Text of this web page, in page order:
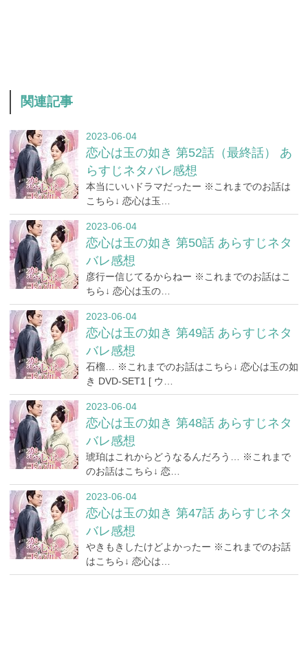
関連記事
2023-06-04
恋心は玉の如き 第52話（最終話） あ
らすじネタバレ感想
本当にいいドラマだったー ※これまでのお話は
こちら↓ 恋心は玉…
2023-06-04
恋心は玉の如き 第50話 あらすじネタ
バレ感想
彦行ー信じてるからねー ※これまでのお話はこ
ちら↓ 恋心は玉の…
2023-06-04
恋心は玉の如き 第49話 あらすじネタ
バレ感想
石榴… ※これまでのお話はこちら↓ 恋心は玉の如
き DVD-SET1 [ ウ…
2023-06-04
恋心は玉の如き 第48話 あらすじネタ
バレ感想
琥珀はこれからどうなるんだろう… ※これまで
のお話はこちら↓ 恋…
2023-06-04
恋心は玉の如き 第47話 あらすじネタ
バレ感想
やきもきしたけどよかったー ※これまでのお話
はこちら↓ 恋心は…